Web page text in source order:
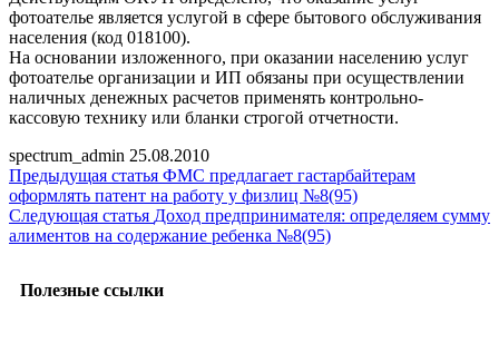
фотоателье является услугой в сфере бытового обслуживания
населения (код 018100).
На основании изложенного, при оказании населению услуг
фотоателье организации и ИП обязаны при осуществлении
наличных денежных расчетов применять контрольно-
кассовую технику или бланки строгой отчетности.
spectrum_admin 25.08.2010
Предыдущая статья ФМС предлагает гастарбайтерам
оформлять патент на работу у физлиц №8(95)
Следующая статья Доход предпринимателя: определяем сумму
алиментов на содержание ребенка №8(95)
Полезные ссылки